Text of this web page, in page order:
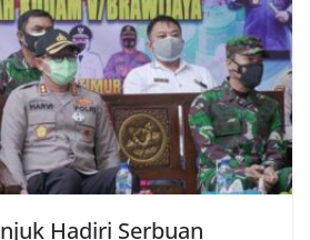
Hadiri Serbuan